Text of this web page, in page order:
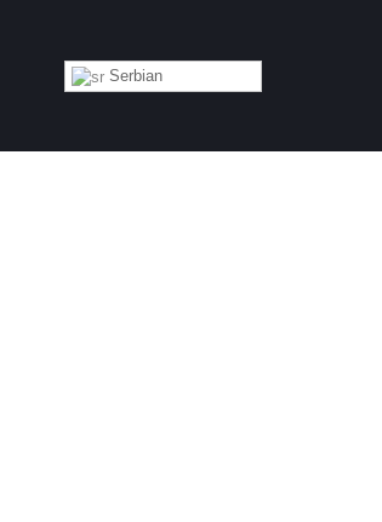
Serbian